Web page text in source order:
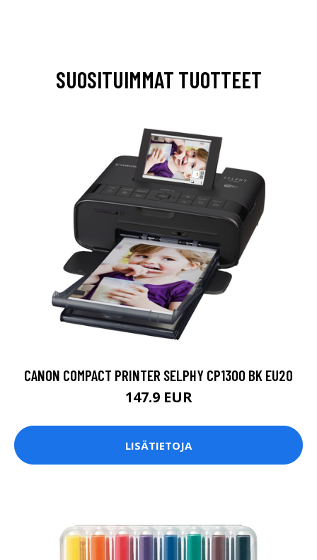
SUOSITUIMMAT TUOTTEET
CANON COMPACT PRINTER SELPHY CP1300 BK EU20
147.9 EUR
LISÄTIETOJA